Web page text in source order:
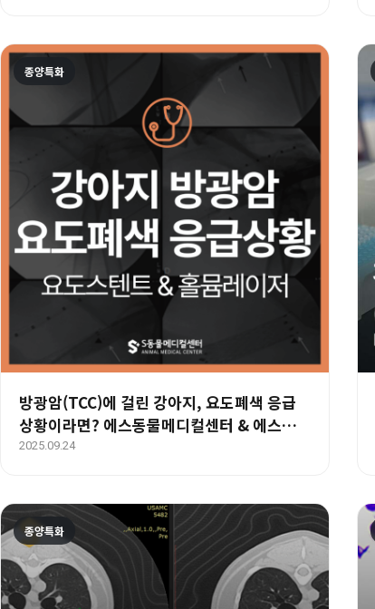
종양특화
방광암(TCC)에 걸린 강아지, 요도폐색 응급
상황이라면? 에스동물메디컬센터 & 에스동물
암센터 방광암클리닉
2025.09.24
종양특화